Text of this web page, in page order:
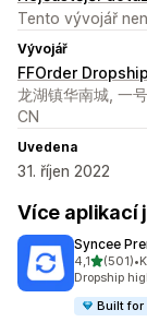
Tento vývojář
Vývojář
FFOrder
龙湖镇华南城, 一
CN
Uvedena
31. říjen 2022
Více aplikací
Syncee
4,1z 5 hvězd
(501)
Celkový •
Dropship
Built for